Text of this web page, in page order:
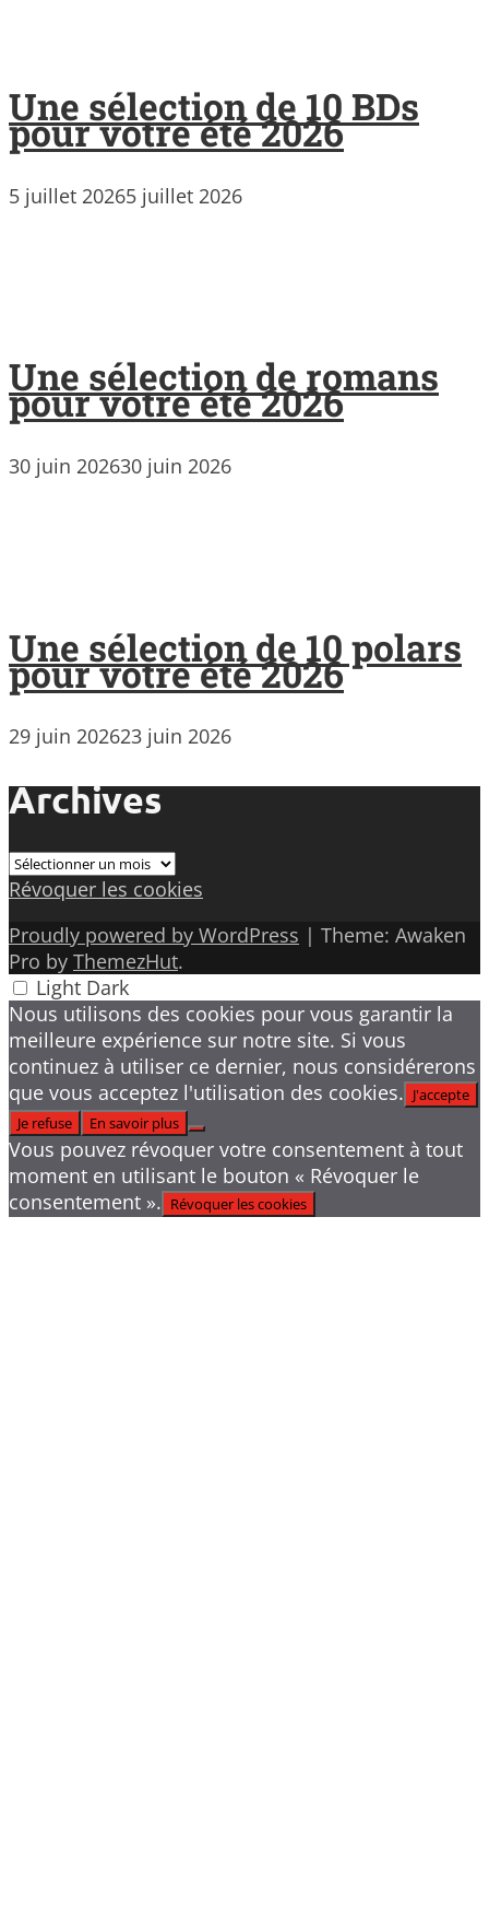
Une sélection de 10 BDs
pour votre été 2026
5 juillet 20265 juillet 2026
Une sélection de romans
pour votre été 2026
30 juin 202630 juin 2026
Une sélection de 10 polars
pour votre été 2026
29 juin 202623 juin 2026
Archives
Archives
Révoquer les cookies
Proudly powered by WordPress | Theme: Awaken
Pro by ThemezHut.
Light Dark
Nous utilisons des cookies pour vous garantir la
meilleure expérience sur notre site. Si vous
continuez à utiliser ce dernier, nous considérerons
que vous acceptez l'utilisation des cookies. J'accepte
Je refuse
En savoir plus
Vous pouvez révoquer votre consentement à tout
moment en utilisant le bouton « Révoquer le
consentement ». Révoquer les cookies